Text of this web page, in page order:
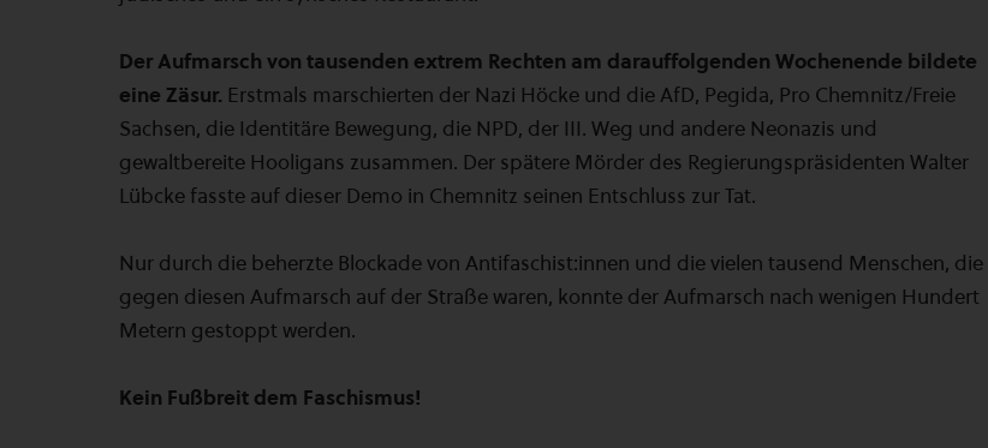
Der Aufmarsch von tausenden extrem Rechten am darauffolgenden Wochenende bildete
eine Zäsur. Erstmals marschierten der Nazi Höcke und die AfD, Pegida, Pro Chemnitz/Freie
Sachsen, die Identitäre Bewegung, die NPD, der III. Weg und andere Neonazis und
gewaltbereite Hooligans zusammen. Der spätere Mörder des Regierungspräsidenten Walter
Lübcke fasste auf dieser Demo in Chemnitz seinen Entschluss zur Tat.
Nur durch die beherzte Blockade von Antifaschist:innen und die vielen tausend Menschen, die
gegen diesen Aufmarsch auf der Straße waren, konnte der Aufmarsch nach wenigen Hundert
Metern gestoppt werden.
Kein Fußbreit dem Faschismus!